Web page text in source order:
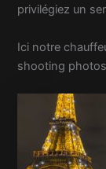
privilégiez un
Ici notre
shooting